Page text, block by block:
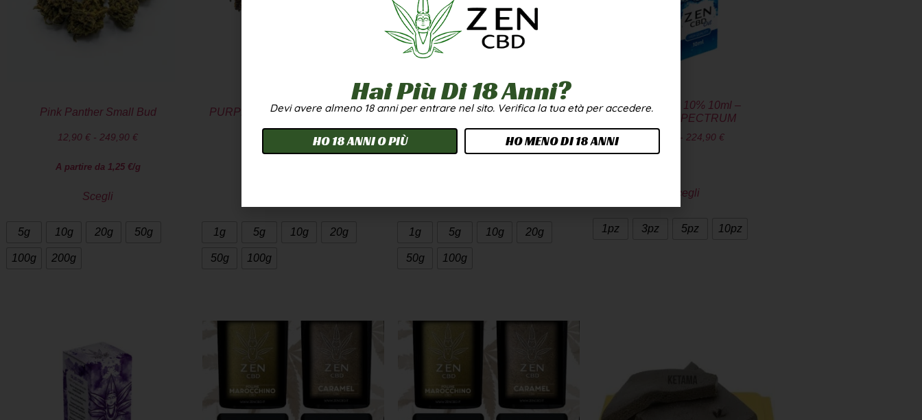
Pink Panther Small Bud
12,90 € - 249,90 €
A partire da 1,25 €/g
Scegli
5g 10g 20g 50g
100g 200g
PURPLE Weed CBD GreenHouse
249,90€
1g 5g 10g 20g
50g 100g
CANNATONIC Weed CBD
249,90€
1g 5g 10g 20g
50g 100g
OLIO CBD 10% 10ml –
BROADSPECTRUM
- 224,90 €
Scegli
1pz 3pz 5pz 10pz
Hai Più Di 18 Anni?
Devi avere almeno 18 anni per entrare nel sito. Verifica la tua età per accedere.
HO 18 ANNI O PIÙ HO MENO DI 18 ANNI